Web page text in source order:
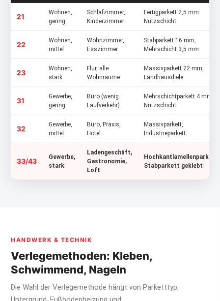
21
Wohnen,
gering
Schlafzimmer,
Kinderzimmer
Fertigparkett 2,5 mm
Nutzschicht
22
Wohnen,
mittel
Wohnzimmer,
Esszimmer
Stabparkett 16 mm,
Mehrschicht 3,5 mm
23
Wohnen,
stark
Flur, alle
Wohnräume
Massivparkett 22 mm,
Landhausdiele
31
Gewerbe,
gering
Büro (wenig
Laufverkehr)
Mehrschichtparkett 4 mm
Nutzschicht
32
Gewerbe,
mittel
Büro, Praxis,
Hotel
Massivparkett,
Industrieparkett
33/43
Gewerbe,
stark
Ladengeschäft,
Gastronomie,
Loft
Hochkantlamellenparkett,
Stabparkett geklebt
HANDWERK & TECHNIK
Verlegemethoden: Kleben,
Schwimmend, Nageln
Die Wahl der Verlegemethode hängt von Parketttyp,